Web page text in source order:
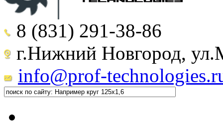
8 (831) 291-38-86
г.Нижний Новгород,
info@prof-